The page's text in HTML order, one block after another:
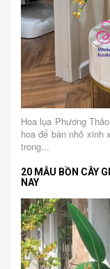
Hoa lụa Phương
hoa để bàn nhỏ
trong...
20 MẪU BỒN CÂY
NAY